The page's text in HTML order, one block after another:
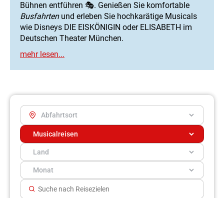
Bühnen entführen 🎭. Genießen Sie komfortable
Busfahrtenund erleben Sie hochkarätige Musicals
wie Disneys DIE EISKÖNIGIN oder ELISABETH im
Deutschen Theater München.